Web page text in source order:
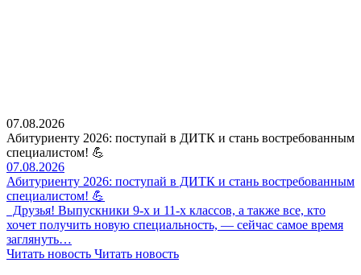
07.08.2026
Абитуриенту 2026: поступай в ДИТК и стань востребованным
специалистом! 💪
07.08.2026
Абитуриенту 2026: поступай в ДИТК и стань востребованным
специалистом! 💪
Друзья! Выпускники 9-х и 11-х классов, а также все, кто
хочет получить новую специальность, — сейчас самое время
заглянуть…
Читать новость Читать новость